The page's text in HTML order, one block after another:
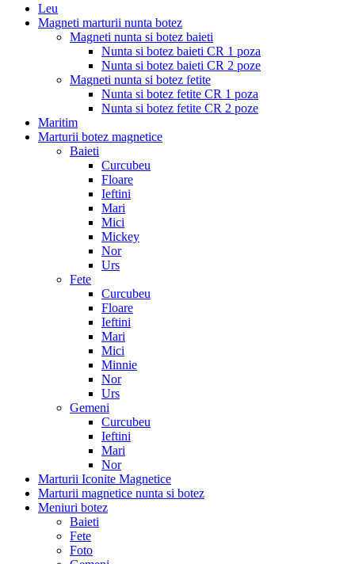
Leu
Magneti marturii nunta botez
Magneti nunta si botez baieti
Nunta si botez baieti CR 1 poza
Nunta si botez baieti CR 2 poze
Magneti nunta si botez fetite
Nunta si botez fetite CR 1 poza
Nunta si botez fetite CR 2 poze
Maritim
Marturii botez magnetice
Baieti
Curcubeu
Floare
Ieftini
Mari
Mici
Mickey
Nor
Urs
Fete
Curcubeu
Floare
Ieftini
Mari
Mici
Minnie
Nor
Urs
Gemeni
Curcubeu
Ieftini
Mari
Nor
Marturii Iconite Magnetice
Marturii magnetice nunta si botez
Meniuri botez
Baieti
Fete
Foto